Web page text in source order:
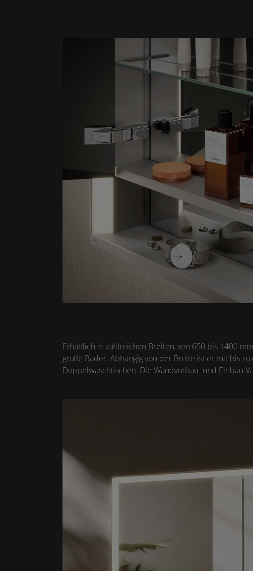
Erhältlich in zahlreichen Breiten, von 650 bis 1400
große Bäder. Abhängig von der Breite ist er mit bis
Doppelwaschtischen. Die Wandvorbau- und